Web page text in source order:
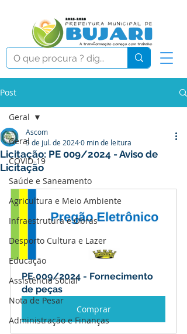
Post
Geral
COVID-19
Saúde e Saneamento
Agricultura e Meio Ambiente
Infraestrutura e Obras
Desporto Cultura e Lazer
Educação
Assistência Social
Nota de Pesar
Administração e Finanças
Geral
Licitação: PE 009/2024 - Aviso de
Licitação
Ascom
5 de jul. de 20240 min de leitura
PE 009/2024 - Fornecimento
de peças
Comprar